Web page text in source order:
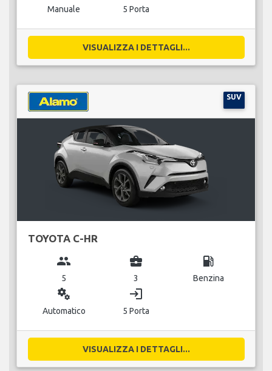
Manuale 5 Porta
VISUALIZZA I DETTAGLI...
SUV
TOYOTA C-HR
group
5
business_center
3
local_gas_station
Benzina
miscellaneous_services
Automatico
login
5 Porta
VISUALIZZA I DETTAGLI...